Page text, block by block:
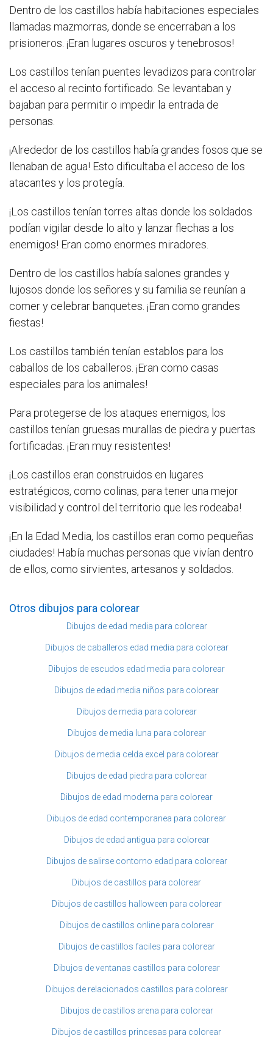
Dentro de los castillos había habitaciones especiales
llamadas mazmorras, donde se encerraban a los
prisioneros. ¡Eran lugares oscuros y tenebrosos!
Los castillos tenían puentes levadizos para controlar
el acceso al recinto fortificado. Se levantaban y
bajaban para permitir o impedir la entrada de
personas.
¡Alrededor de los castillos había grandes fosos que se
llenaban de agua! Esto dificultaba el acceso de los
atacantes y los protegía.
¡Los castillos tenían torres altas donde los soldados
podían vigilar desde lo alto y lanzar flechas a los
enemigos! Eran como enormes miradores.
Dentro de los castillos había salones grandes y
lujosos donde los señores y su familia se reunían a
comer y celebrar banquetes. ¡Eran como grandes
fiestas!
Los castillos también tenían establos para los
caballos de los caballeros. ¡Eran como casas
especiales para los animales!
Para protegerse de los ataques enemigos, los
castillos tenían gruesas murallas de piedra y puertas
fortificadas. ¡Eran muy resistentes!
¡Los castillos eran construidos en lugares
estratégicos, como colinas, para tener una mejor
visibilidad y control del territorio que les rodeaba!
¡En la Edad Media, los castillos eran como pequeñas
ciudades! Había muchas personas que vivían dentro
de ellos, como sirvientes, artesanos y soldados.
Otros dibujos para colorear
Dibujos de edad media para colorear
Dibujos de caballeros edad media para colorear
Dibujos de escudos edad media para colorear
Dibujos de edad media niños para colorear
Dibujos de media para colorear
Dibujos de media luna para colorear
Dibujos de media celda excel para colorear
Dibujos de edad piedra para colorear
Dibujos de edad moderna para colorear
Dibujos de edad contemporanea para colorear
Dibujos de edad antigua para colorear
Dibujos de salirse contorno edad para colorear
Dibujos de castillos para colorear
Dibujos de castillos halloween para colorear
Dibujos de castillos online para colorear
Dibujos de castillos faciles para colorear
Dibujos de ventanas castillos para colorear
Dibujos de relacionados castillos para colorear
Dibujos de castillos arena para colorear
Dibujos de castillos princesas para colorear